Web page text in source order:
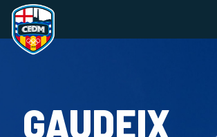
GAUDEIX